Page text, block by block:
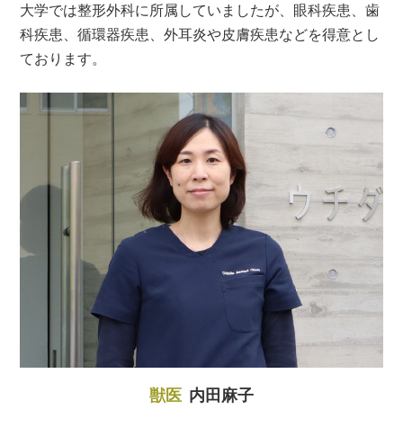
大学では整形外科に所属していましたが、眼科疾患、歯
科疾患、循環器疾患、外耳炎や皮膚疾患などを得意とし
ております。
獣医 内田麻子